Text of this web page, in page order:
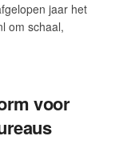
jaar het
om schaal,
voor